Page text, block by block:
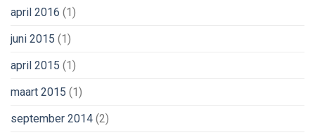
april 2016 (1)
juni 2015 (1)
april 2015 (1)
maart 2015 (1)
september 2014 (2)